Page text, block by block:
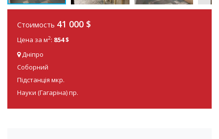
Стоимость 41 000 $
Цена за м2: 854 $
Дніпро
Соборний
Підстанція мкр.
Науки (Гагаріна) пр.